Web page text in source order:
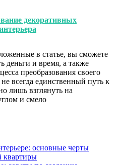
декоративных
в статье, вы сможете
деньги и время, а также
преобразования своего
всегда единственный путь к
лишь взглянуть на
и смело
основные черты
квартиры